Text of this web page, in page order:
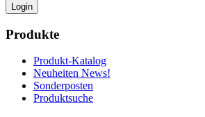
Login
Produkte
Produkt-Katalog
Neuheiten News!
Sonderposten
Produktsuche